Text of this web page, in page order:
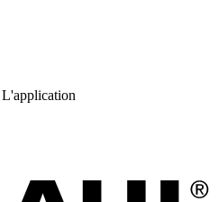
L'application